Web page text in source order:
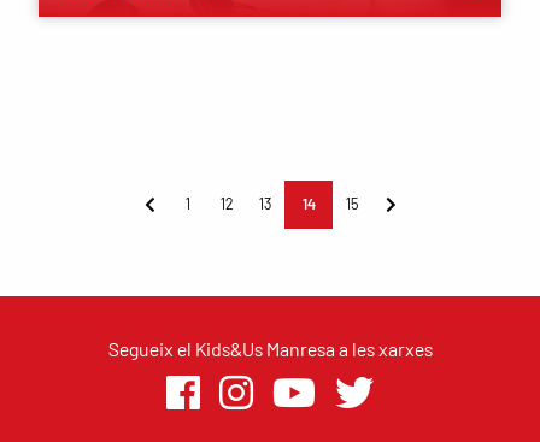
1 12 13 14 15
Segueix el Kids&Us Manresa a les xarxes